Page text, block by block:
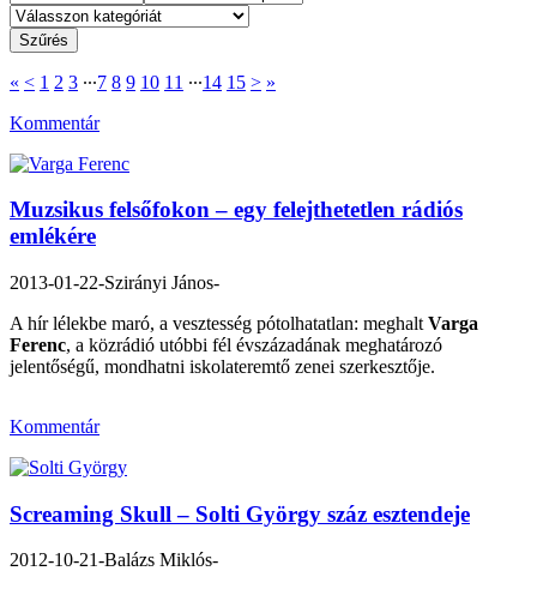
« < 1 2 3 ∙∙∙7 8 9 10 11 ∙∙∙14 15 > »
Kommentár
Muzsikus felsőfokon – egy felejthetetlen rádiós
emlékére
2013-01-22-Szirányi János-
A hír lélekbe maró, a vesztesség pótolhatatlan: meghalt Varga
Ferenc, a közrádió utóbbi fél évszázadának meghatározó
jelentőségű, mondhatni iskolateremtő zenei szerkesztője.
Kommentár
Screaming Skull – Solti György száz esztendeje
2012-10-21-Balázs Miklós-